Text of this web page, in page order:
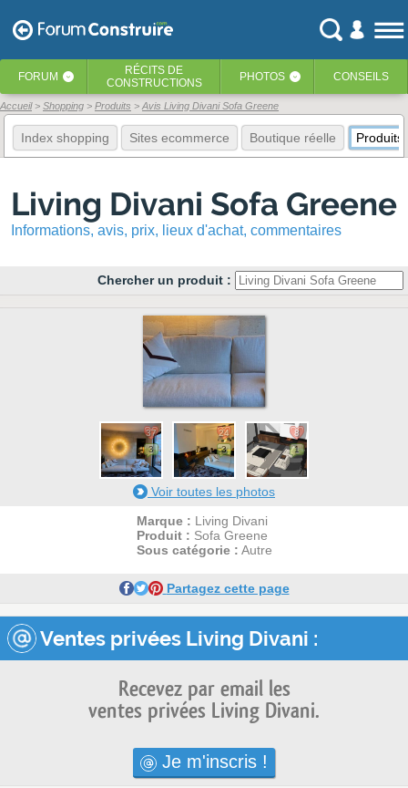
FORUM ‹ RÉCITS DE
CONSTRUCTIONS
PHOTOS ‹ CONSEILS
Accueil Shopping Produits Avis Living Divani Sofa Greene
Index shopping Sites ecommerce Boutique réelle Produits
Living Divani Sofa Greene
Informations, avis, prix, lieux d'achat, commentaires
Chercher un produit :
37
3
24
3
8
1
Voir toutes les photos
Marque : Living Divani
Produit : Sofa Greene
Sous catégorie : Autre
Partagez cette page
Ventes privées Living Divani :
Recevez par email les
ventes privées Living Divani.
Je m'inscris !